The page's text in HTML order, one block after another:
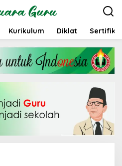
Kurikulum Diklat